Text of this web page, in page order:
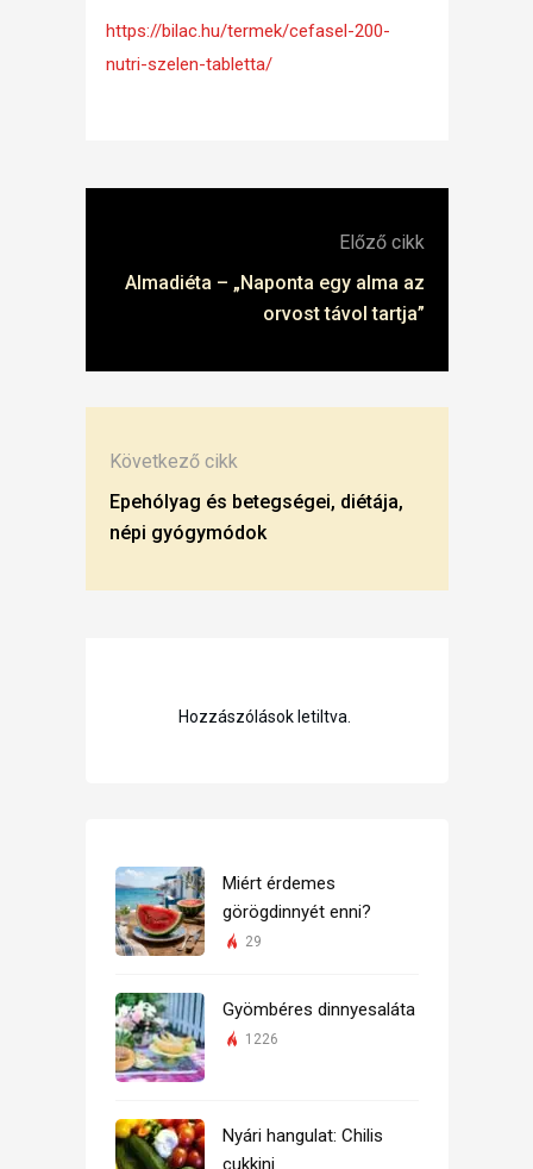
https://bilac.hu/termek/cefasel-200-
nutri-szelen-tabletta/
Előző cikk
Almadiéta – „Naponta egy alma az
orvost távol tartja”
Következő cikk
Epehólyag és betegségei, diétája,
népi gyógymódok
Hozzászólások letiltva.
Miért érdemes
görögdinnyét enni?
29
Gyömbéres dinnyesaláta
1226
Nyári hangulat: Chilis